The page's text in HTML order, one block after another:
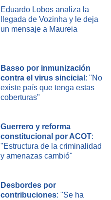
Eduardo Lobos analiza la
llegada de Vozinha y le deja
un mensaje a Maureia
Basso por inmunización
contra el virus sincicial : "No
existe país que tenga estas
coberturas"
Guerrero y reforma
constitucional por ACOT:
"Estructura de la criminalidad
y amenazas cambió"
Desbordes por
contribuciones: "Se ha